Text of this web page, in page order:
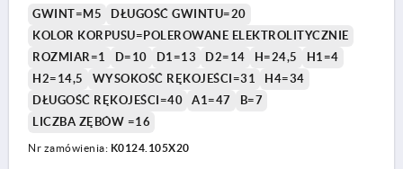
GWINT=M5
DŁUGOŚĆ GWINTU=20
KOLOR KORPUSU=POLEROWANE ELEKTROLITYCZNIE
ROZMIAR=1
D=10 D1=13 D2=14 H=24,5
H1=4
H2=14,5
WYSOKOŚĆ RĘKOJEŚCI=31
H4=34
DŁUGOŚĆ RĘKOJEŚCI=40
A1=47
B=7
LICZBA ZĘBÓW =16
Nr zamówienia: K0124.105X20